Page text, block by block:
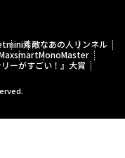
mini素敵なあの人 リンネル
smartMonoMaster
リーがすごい！』大賞